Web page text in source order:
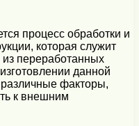
процесс обработки и
которая служит
переработанных
данной
различные факторы,
к внешним